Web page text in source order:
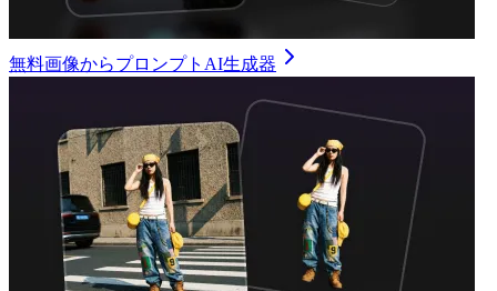
無料画像からプロンプトAI生成器